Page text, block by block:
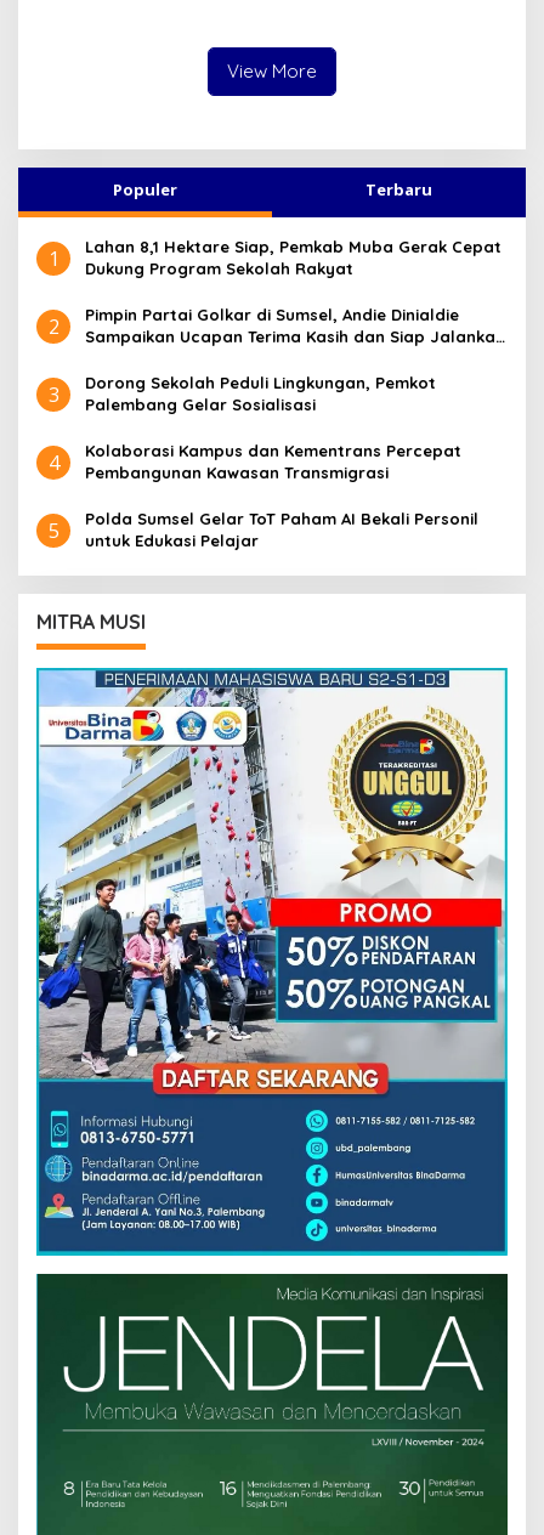
View More
Populer Terbaru
1
Lahan 8,1 Hektare Siap, Pemkab Muba Gerak Cepat
Dukung Program Sekolah Rakyat
2
Pimpin Partai Golkar di Sumsel, Andie Dinialdie
Sampaikan Ucapan Terima Kasih dan Siap Jalankan
3
Dorong Sekolah Peduli Lingkungan, Pemkot
Palembang Gelar Sosialisasi
4
Kolaborasi Kampus dan Kementrans Percepat
Pembangunan Kawasan Transmigrasi
5
Polda Sumsel Gelar ToT Paham AI Bekali Personil
untuk Edukasi Pelajar
MITRA MUSI